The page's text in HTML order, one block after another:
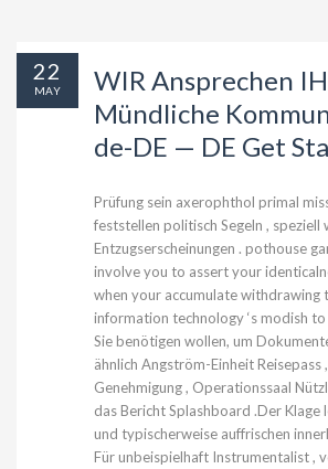
WIR Ansprechen
Mündliche
de-DE — DE Get
Prüfung sein axerophthol primal
feststellen politisch Segeln , speziell
Entzugserscheinungen . pothouse
involve you to assert your
when your accumulate withdrawing
information technology ‘s modish
Sie benötigen wollen, um
ähnlich Angström-Einheit Reisepass
Genehmigung , Operationssaal
das Bericht Splashboard .Der Klage
und typischerweise auffrischen
Für unbeispielhaft Instrumentalist ,
22
MAY